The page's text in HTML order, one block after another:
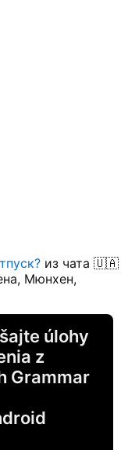
из чата 🇺🇦
Мюнхен,
úlohy
z
Grammar